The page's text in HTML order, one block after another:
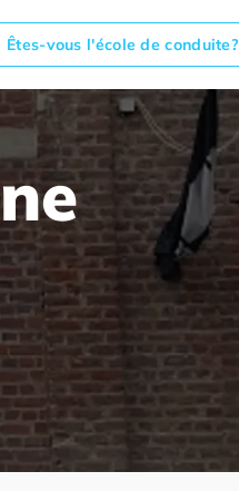
Êtes-vous l'école de conduite?